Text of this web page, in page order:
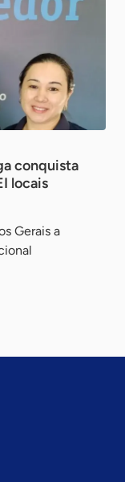
conquista
locais
Gerais a